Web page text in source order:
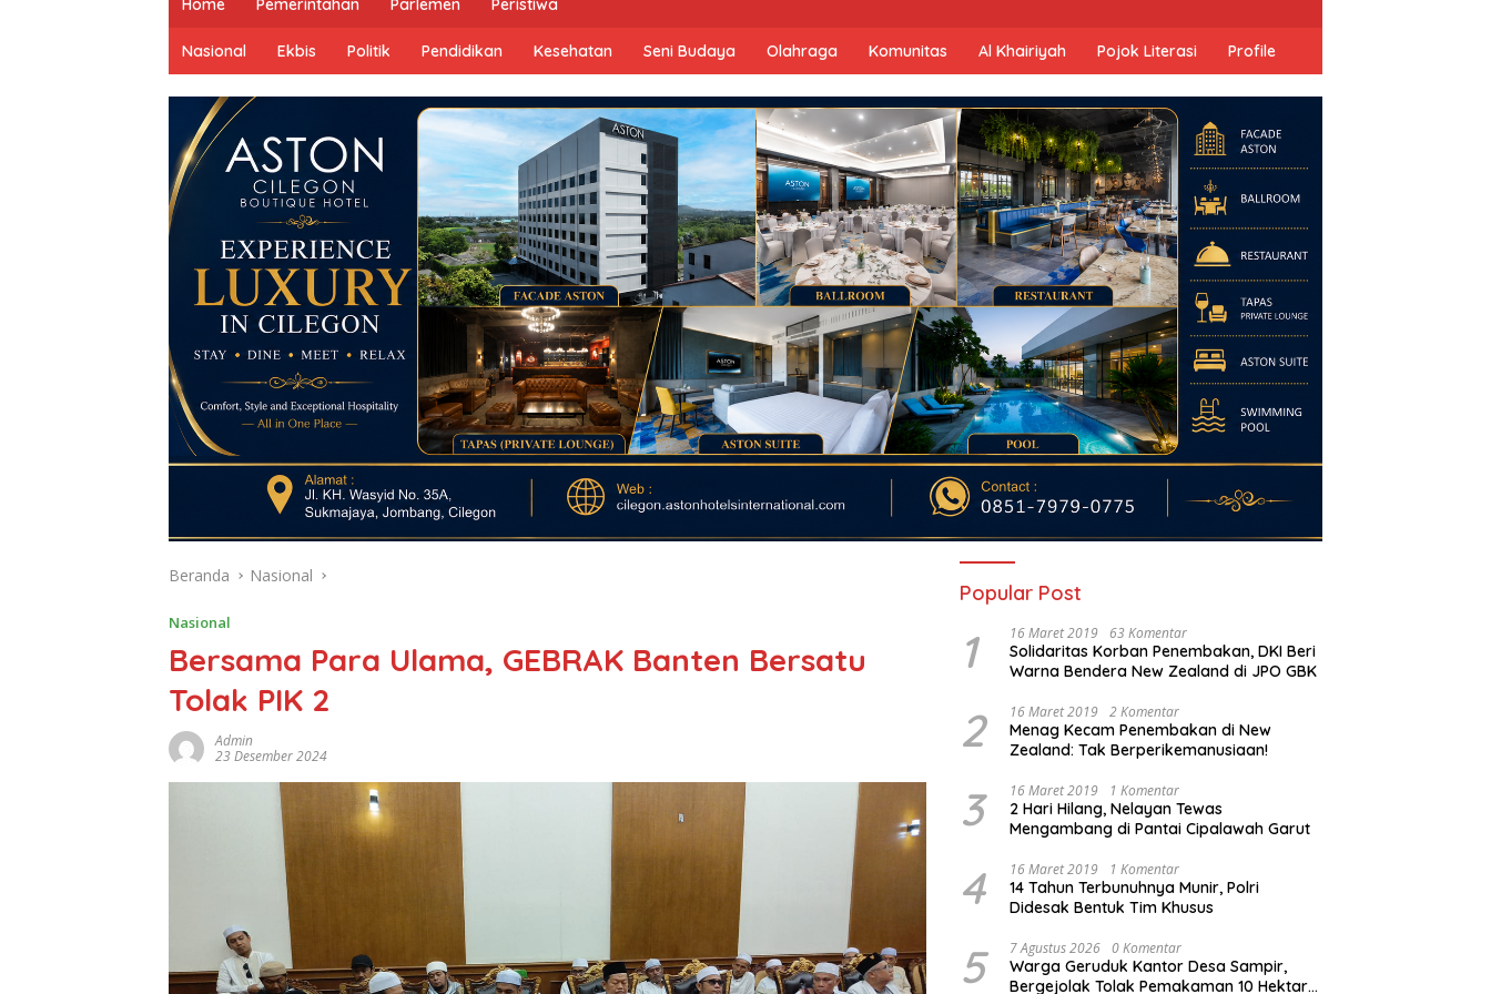
Home Pemerintahan Parlemen Peristiwa
Nasional Ekbis Politik Pendidikan Kesehatan Seni Budaya Olahraga Komunitas Al Khairiyah Pojok Literasi Profile
Beranda Nasional
Nasional
Bersama Para Ulama, GEBRAK Banten Bersatu
Tolak PIK 2
Admin
23 Desember 2024
Popular Post
1 16 Maret 2019 63 Komentar
Solidaritas Korban Penembakan, DKI Beri
Warna Bendera New Zealand di JPO GBK
2 16 Maret 2019 2 Komentar
Menag Kecam Penembakan di New
Zealand: Tak Berperikemanusiaan!
3 16 Maret 2019 1 Komentar
2 Hari Hilang, Nelayan Tewas
Mengambang di Pantai Cipalawah Garut
4 16 Maret 2019 1 Komentar
14 Tahun Terbunuhnya Munir, Polri
Didesak Bentuk Tim Khusus
5 7 Agustus 2026 0 Komentar
Warga Geruduk Kantor Desa Sampir,
Bergejolak Tolak Pemakaman 10 Hektare,